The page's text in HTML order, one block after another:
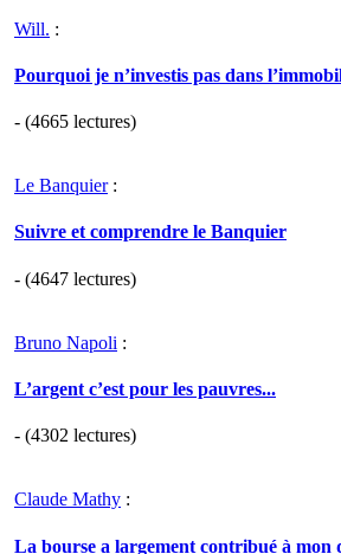
Will. :
Pourquoi je n’investis pas dans
- (4665 lectures)
Le Banquier:
Suivre et comprendre le Banquier
- (4647 lectures)
Bruno Napoli :
L’argent c’est pour les pauvres...
- (4302 lectures)
Claude Mathy :
La bourse a largement contribué à mon